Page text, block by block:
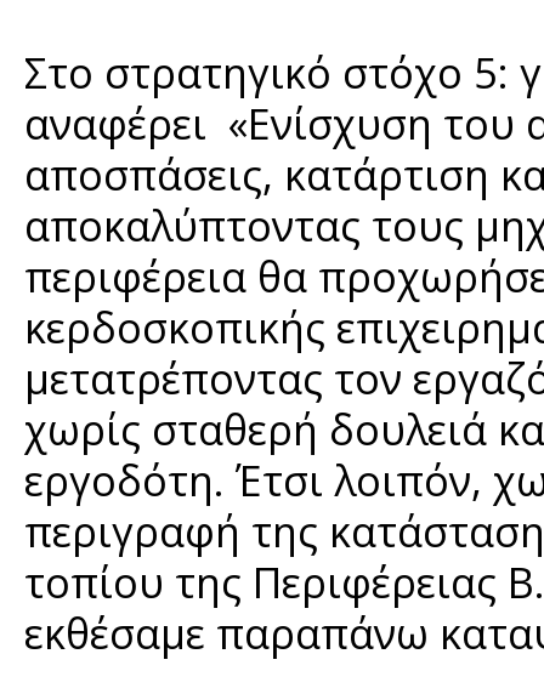
Στο στρατηγικό στόχο 5:
αναφέρει «Ενίσχυση του
αποσπάσεις, κατάρτιση
αποκαλύπτοντας τους
περιφέρεια θα
κερδοσκοπικής
μετατρέποντας τον
χωρίς σταθερή δουλειά
εργοδότη. Έτσι λοιπόν,
περιγραφή της
τοπίου της Περιφέρειας
εκθέσαμε παραπάνω